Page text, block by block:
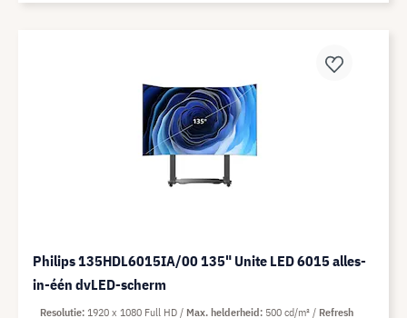
Philips 135HDL6015IA/00 135" Unite LED 6015 alles-
in-één dvLED-scherm
Resolutie 1920 x 1080 Full HD Max. helderheid 500 cd/m²
Refresh